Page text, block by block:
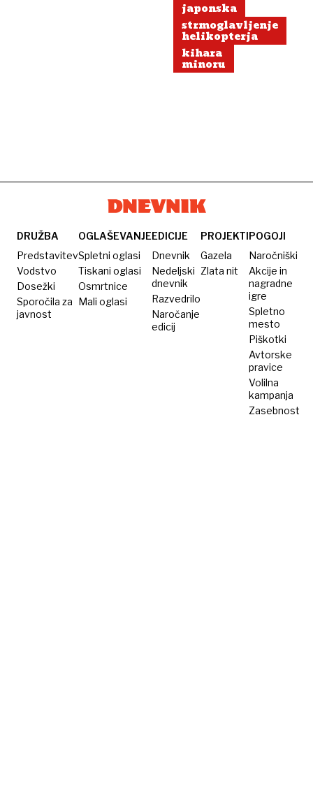
japonska
strmoglavljenje
helikopterja
kihara
minoru
DRUŽBA
Predstavitev
Vodstvo
Dosežki
Sporočila za
javnost
OGLAŠEVANJE
Spletni oglasi
Tiskani oglasi
Osmrtnice
Mali oglasi
EDICIJE
Dnevnik
Nedeljski
dnevnik
Razvedrilo
Naročanje
edicij
PROJEKTI
Gazela
Zlata nit
POGOJI
Naročniški
Akcije in
nagradne
igre
Spletno
mesto
Piškotki
Avtorske
pravice
Volilna
kampanja
Zasebnost